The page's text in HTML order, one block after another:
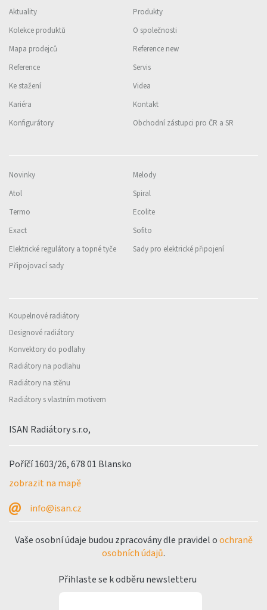
Aktuality
Produkty
Kolekce produktů
O společnosti
Mapa prodejců
Reference new
Reference
Servis
Ke stažení
Videa
Kariéra
Kontakt
Konfigurátory
Obchodní zástupci pro ČR a SR
Novinky
Melody
Atol
Spiral
Termo
Ecolite
Exact
Sofito
Elektrické regulátory a topné tyče
Sady pro elektrické připojení
Připojovací sady
Koupelnové radiátory
Designové radiátory
Konvektory do podlahy
Radiátory na podlahu
Radiátory na stěnu
Radiátory s vlastním motivem
ISAN Radiátory s.r.o,
Poříčí 1603/26, 678 01 Blansko
zobrazit na mapě
info@isan.cz
Vaše osobní údaje budou zpracovány dle pravidel oochraně
osobních údajů.
Přihlaste se k odběru newsletteru